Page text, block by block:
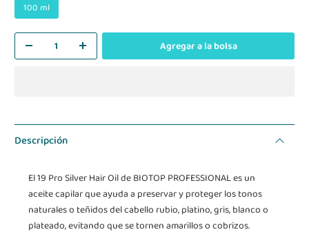
100 ml
Agregar a la bolsa
Descripción
El 19 Pro Silver Hair Oil de BIOTOP PROFESSIONAL es un
aceite capilar que ayuda a preservar y proteger los tonos
naturales o teñidos del cabello rubio, platino, gris, blanco o
plateado, evitando que se tornen amarillos o cobrizos.